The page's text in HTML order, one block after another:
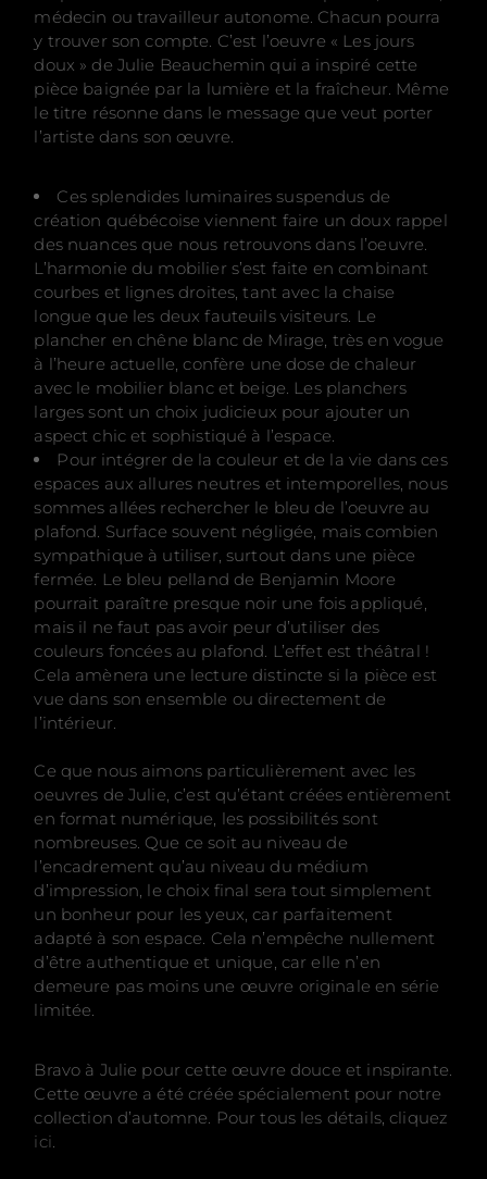
médecin ou travailleur autonome. Chacun pourra
y trouver son compte. C’est l’oeuvre « Les jours
doux » de Julie Beauchemin qui a inspiré cette
pièce baignée par la lumière et la fraîcheur. Même
le titre résonne dans le message que veut porter
l’artiste dans son œuvre.
Ces splendides luminaires suspendus de
création québécoise viennent faire un doux rappel
des nuances que nous retrouvons dans l’oeuvre.
L’harmonie du mobilier s’est faite en combinant
courbes et lignes droites, tant avec la chaise
longue que les deux fauteuils visiteurs. Le
plancher en chêne blanc de Mirage, très en vogue
à l’heure actuelle, confère une dose de chaleur
avec le mobilier blanc et beige. Les planchers
larges sont un choix judicieux pour ajouter un
aspect chic et sophistiqué à l’espace.
Pour intégrer de la couleur et de la vie dans ces
espaces aux allures neutres et intemporelles, nous
sommes allées rechercher le bleu de l’oeuvre au
plafond. Surface souvent négligée, mais combien
sympathique à utiliser, surtout dans une pièce
fermée. Le bleu pelland de Benjamin Moore
pourrait paraître presque noir une fois appliqué,
mais il ne faut pas avoir peur d’utiliser des
couleurs foncées au plafond. L’effet est théâtral !
Cela amènera une lecture distincte si la pièce est
vue dans son ensemble ou directement de
l’intérieur.
Ce que nous aimons particulièrement avec les
oeuvres de Julie, c’est qu’étant créées entièrement
en format numérique, les possibilités sont
nombreuses. Que ce soit au niveau de
l’encadrement qu’au niveau du médium
d’impression, le choix final sera tout simplement
un bonheur pour les yeux, car parfaitement
adapté à son espace. Cela n’empêche nullement
d’être authentique et unique, car elle n’en
demeure pas moins une œuvre originale en série
limitée.
Bravo à Julie pour cette œuvre douce et inspirante.
Cette œuvre a été créée spécialement pour notre
collection d’automne. Pour tous les détails, cliquez
ici.